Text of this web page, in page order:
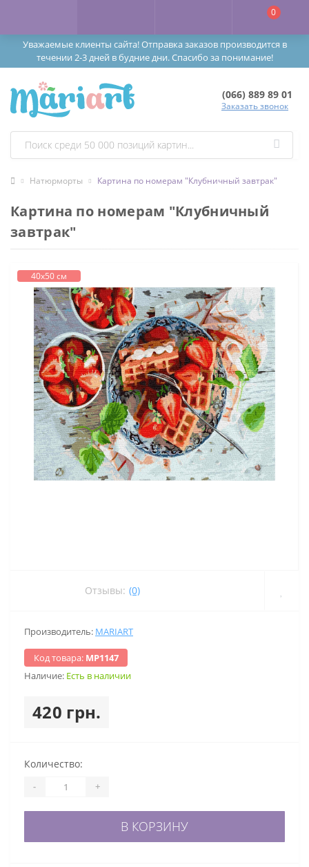
Уважаемые клиенты сайта! Отправка заказов производится в
течении 2-3 дней в будние дни. Спасибо за понимание!
0
(066) 889 89 01
Заказать звонок
Натюрморты Картина по номерам "Клубничный завтрак"
Картина по номерам "Клубничный
завтрак"
40х50 см
Отзывы: (0)
Производитель: MARIART
Код товара: МР1147
Наличие: Есть в наличии
420 грн.
Количество:
- +
В КОРЗИНУ